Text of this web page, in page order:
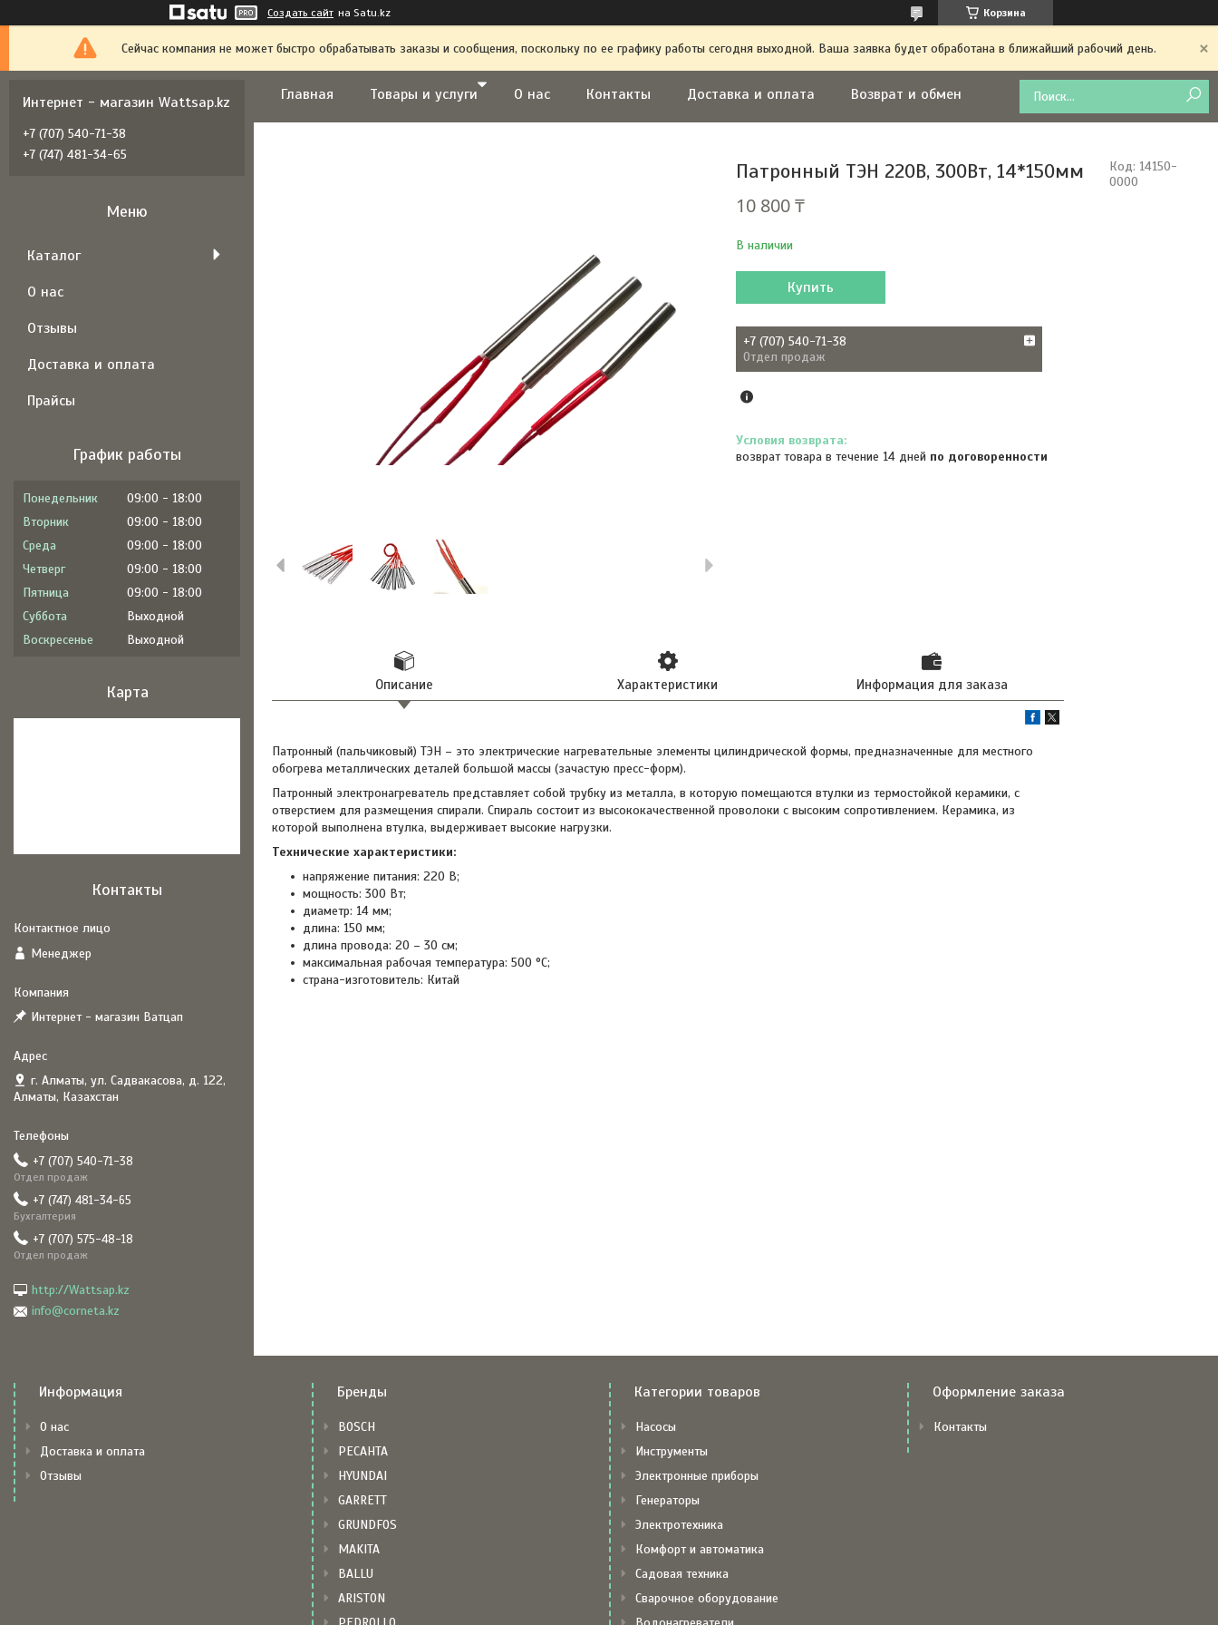
Создать сайт на Satu.kz Корзина
Сейчас компания не может быстро обрабатывать заказы и сообщения, поскольку по ее графику работы сегодня выходной. Ваша заявка будет обработана в ближайший рабочий день.
Главная Товары и услуги О нас Контакты Доставка и оплата Возврат и обмен
Патронный ТЭН 220В, 300Вт, 14*150мм
10 800 ₸
В наличии
Код: 14150-
0000
Купить
+7 (707) 540-71-38
Отдел продаж
возврат товара в течение 14 дней по договоренности
Описание Характеристики Информация для заказа
Патронный (пальчиковый) ТЭН – это электрические нагревательные элементы цилиндрической формы, предназначенные для местного
обогрева металлических деталей большой массы (зачастую пресс-форм).
Патронный электронагреватель представляет собой трубку из металла, в которую помещаются втулки из термостойкой керамики, с
отверстием для размещения спирали. Спираль состоит из высококачественной проволоки с высоким сопротивлением. Керамика, из
которой выполнена втулка, выдерживает высокие нагрузки.
Технические характеристики:
напряжение питания: 220 В;
мощность: 300 Вт;
диаметр: 14 мм;
длина: 150 мм;
длина провода: 20 – 30 см;
максимальная рабочая температура: 500 °C;
страна-изготовитель: Китай
Интернет - магазин Wattsap.kz
+7 (707) 540-71-38
+7 (747) 481-34-65
Каталог
О нас
Отзывы
Доставка и оплата
Прайсы
График работы
Понедельник 09:00
18:00
Вторник
09:00
18:00
Среда
09:00
18:00
Четверг
09:00
18:00
Пятница
09:00
18:00
Суббота
Выходной
Воскресенье
Выходной
Карта
Контакты
Менеджер
Интернет - магазин Ватцап
г. Алматы, ул. Садвакасова, д. 122,
Алматы, Казахстан
+7 (707) 540-71-38
Отдел продаж
+7 (747) 481-34-65
Бухгалтерия
+7 (707) 575-48-18
Отдел продаж
http://Wattsap.kz
info@corneta.kz
Информация
О нас
Доставка и оплата
Отзывы
Бренды
BOSCH
РЕСАНТА
HYUNDAI
GARRETT
GRUNDFOS
MAKITA
BALLU
ARISTON
Категории товаров
Насосы
Инструменты
Электронные приборы
Генераторы
Электротехника
Комфорт и автоматика
Садовая техника
Сварочное оборудование
Оформление заказа
Контакты